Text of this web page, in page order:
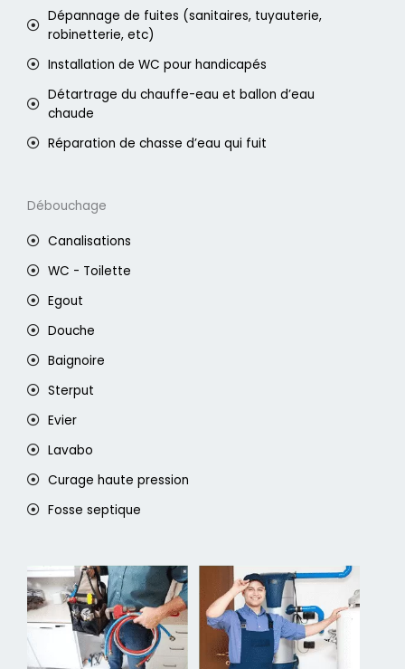
Dépannage de fuites (sanitaires, tuyauterie,
robinetterie, etc)
Installation de WC pour handicapés
Détartrage du chauffe-eau et ballon d’eau
chaude
Réparation de chasse d’eau qui fuit
Débouchage
Canalisations
WC - Toilette
Egout
Douche
Baignoire
Sterput
Evier
Lavabo
Curage haute pression
Fosse septique